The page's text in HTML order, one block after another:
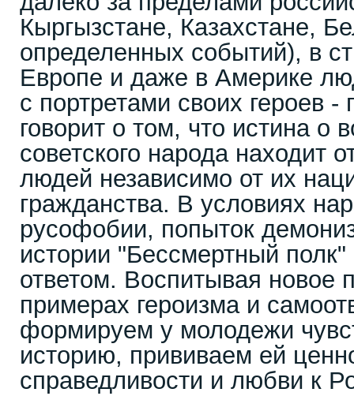
Кыргызстане, Казахстане,
определенных событий), в
Европе и даже в Америке
с портретами своих героев
говорит о том, что истина о
советского народа находит
людей независимо от их
гражданства. В условиях
русофобии, попыток
истории "Бессмертный
ответом. Воспитывая новое
примерах героизма и
формируем у молодежи
историю, прививаем ей
справедливости и любви к